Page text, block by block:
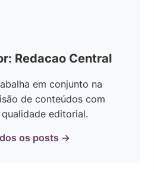
Redacao Central
em conjunto na
de conteúdos com
editorial.
os posts →